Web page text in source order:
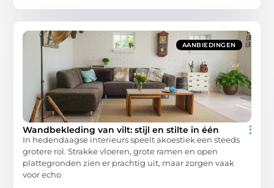
AANBIEDINGEN
Wandbekleding van vilt: stijl en stilte in één
In hedendaagse interieurs speelt akoestiek een steeds
grotere rol. Strakke vloeren, grote ramen en open
plattegronden zien er prachtig uit, maar zorgen vaak
voor echo